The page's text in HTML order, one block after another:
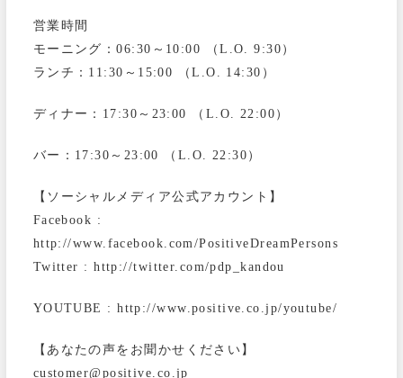
営業時間
モーニング：06:30～10:00 （L.O. 9:30）
ランチ：11:30～15:00 （L.O. 14:30）
ディナー：17:30～23:00 （L.O. 22:00）
バー：17:30～23:00 （L.O. 22:30）
【ソーシャルメディア公式アカウント】
Facebook :
http://www.facebook.com/PositiveDreamPersons
Twitter : http://twitter.com/pdp_kandou
YOUTUBE : http://www.positive.co.jp/youtube/
【あなたの声をお聞かせください】
customer@positive.co.jp